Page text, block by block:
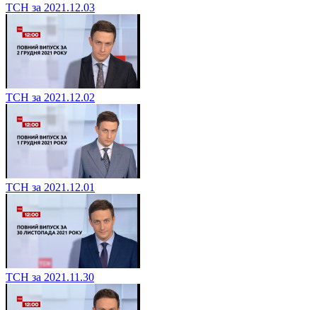
ТСН за 2021.12.03
ТСН за 2021.12.02
ТСН за 2021.12.01
ТСН за 2021.11.30